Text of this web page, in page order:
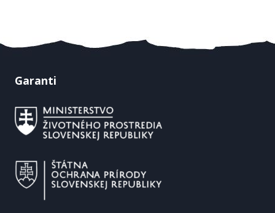
Garanti